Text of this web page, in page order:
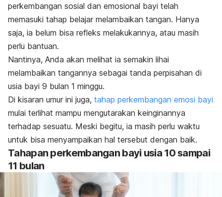
perkembangan sosial dan emosional bayi telah
memasuki tahap belajar melambaikan tangan. Hanya
saja, ia belum bisa refleks melakukannya, atau masih
perlu bantuan.
Nantinya, Anda akan melihat ia semakin lihai
melambaikan tangannya sebagai tanda perpisahan di
usia bayi 9 bulan 1 minggu.
Di kisaran umur ini juga, tahap perkembangan emosi bayi
mulai terlihat mampu mengutarakan keinginannya
terhadap sesuatu. Meski begitu, ia masih perlu waktu
untuk bisa menyampaikan hal tersebut dengan baik.
Tahapan perkembangan bayi usia 10 sampai
11 bulan